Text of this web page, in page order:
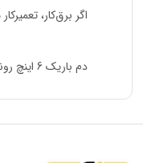
اگر برق‌کار،
دم باریک 6 اینچ رونیکس مدل RH-1376، ابزاری دقیق و خوش‌دست با فک‌های قوی و طراحی ارگونومیک، مناسب برش، گرفتن و خم‌کاری انواع سیم‌ها در فضاهای محدود است.